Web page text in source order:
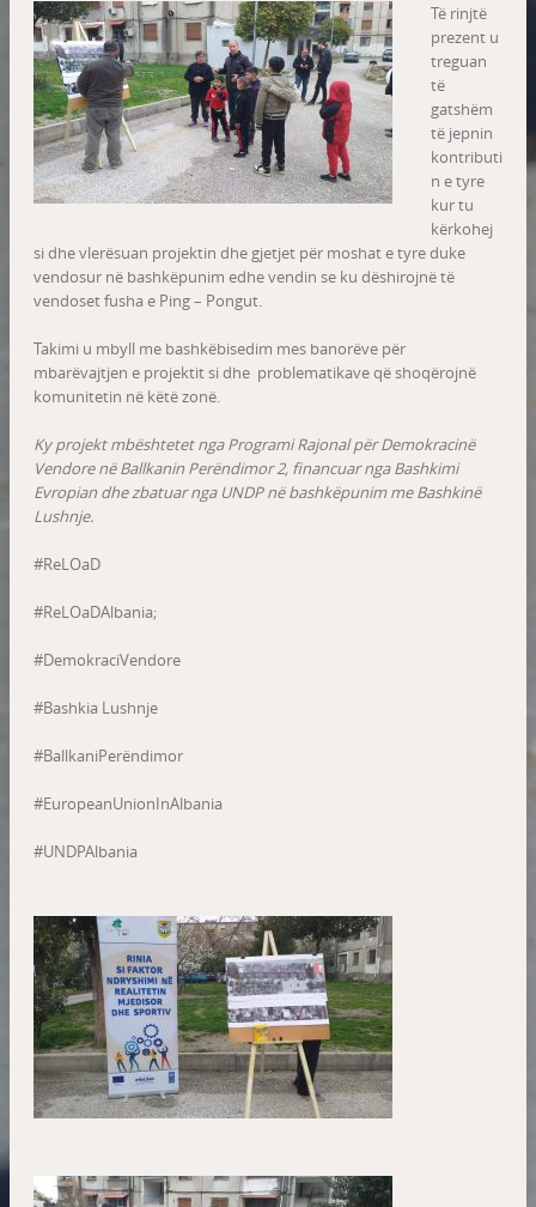
Të rinjtë
prezent u
treguan
të
gatshëm
të jepnin
kontributi
n e tyre
kur tu
kërkohej
si dhe vlerësuan projektin dhe gjetjet për moshat e tyre duke
vendosur në bashkëpunim edhe vendin se ku dëshirojnë të
vendoset fusha e Ping – Pongut.
Takimi u mbyll me bashkëbisedim mes banorëve për
mbarëvajtjen e projektit si dhe problematikave që shoqërojnë
komunitetin në këtë zonë.
Ky projekt mbështetet nga Programi Rajonal për Demokracinë
Vendore në Ballkanin Perëndimor 2, financuar nga Bashkimi
Evropian dhe zbatuar nga UNDP në bashkëpunim me Bashkinë
Lushnje.
#ReLOaD
#ReLOaDAlbania;
#DemokraciVendore
#Bashkia Lushnje
#BallkaniPerëndimor
#EuropeanUnionInAlbania
#UNDPAlbania